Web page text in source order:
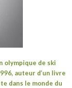
olympique de ski
auteur d’un livre
dans le monde du